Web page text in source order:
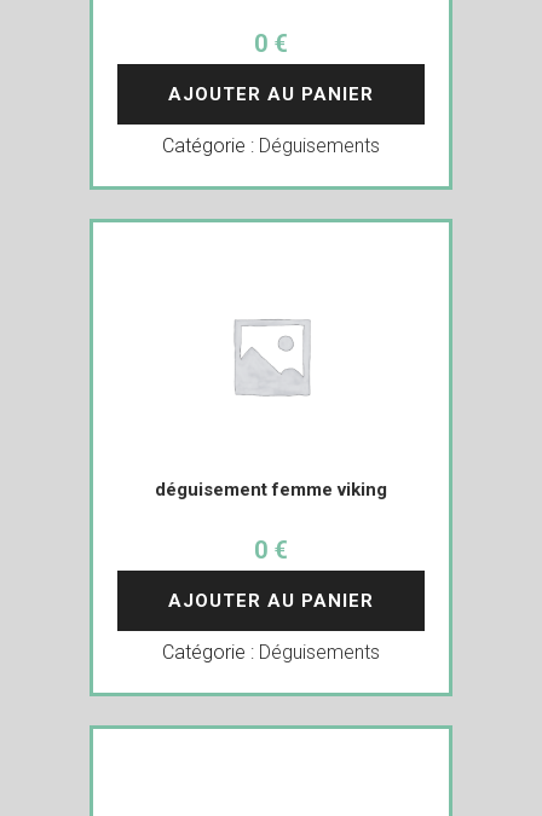
0 €
AJOUTER AU PANIER
Catégorie : Déguisements
déguisement femme viking
0 €
AJOUTER AU PANIER
Catégorie : Déguisements